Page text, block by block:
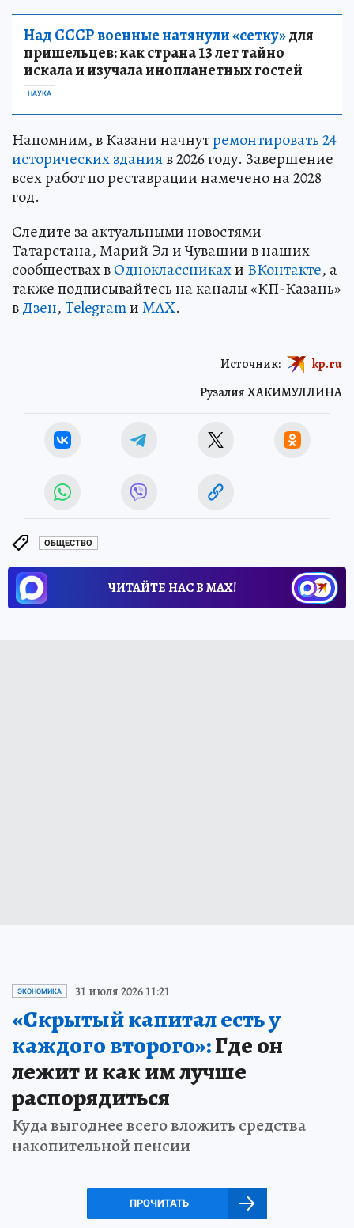
Над СССР военные натянули «сетку»для
пришельцев: как страна 13 лет тайно
искала и изучала инопланетных гостей
НАУКА
Напомним, в Казани начнутремонтировать 24
исторических зданияв 2026 году. Завершение
всех работ по реставрации намечено на 2028
год.
Следите за актуальными новостями
Татарстана, Марий Эл и Чувашии в наших
сообществах вОдноклассникахи ВКонтакте, а
также подписывайтесь на каналы «КП-Казань»
вДзен,TelegramиMAX.
Рузалия ХАКИМУЛЛИНА
Источник: kp.ru
ОБЩЕСТВО
ЧИТАЙТЕ НАС В МАХ!
ЭКОНОМИКА 31 июля 2026 11:21
«Скрытый капитал есть у
каждого второго»:Где он
лежит и как им лучше
распорядиться
Куда выгоднее всего вложить средства
накопительной пенсии
ПРОЧИТАТЬ